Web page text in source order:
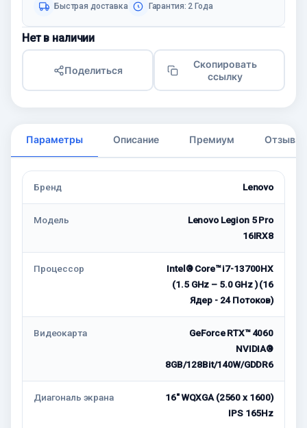
Быстрая доставка Гарантия: 2 Года
Нет в наличии
Поделиться
Скопировать
ссылку
Параметры Описание Премиум Отзывы
Бренд Lenovo
Модель
Lenovo Legion 5 Pro
16IRX8
Процессор
Intel® Core™ i7-13700HX
(1.5 GHz – 5.0 GHz ) (16
Ядер - 24 Потоков)
Видеокарта
GeForce RTX™ 4060
NVIDIA®
8GB/128Bit/140W/GDDR6
Диагональ экрана
16" WQXGA (2560 x 1600)
IPS 165Hz